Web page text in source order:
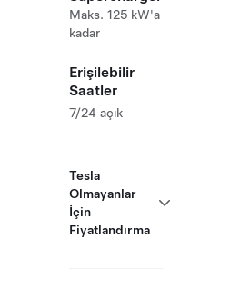
Maks. 125 kW'a
kadar
Erişilebilir
Saatler
7/24 açık
Tesla
Olmayanlar
İçin
Fiyatlandırma